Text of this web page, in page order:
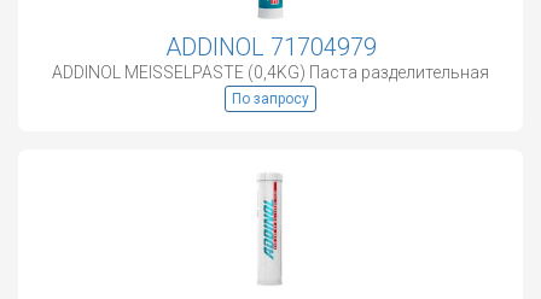
ADDINOL 71704979
ADDINOL MEISSELPASTE (0,4KG) Паста разделительная
По запросу